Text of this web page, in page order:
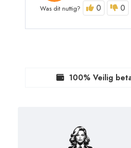
Was dit nuttig? 0 0
100% Veilig